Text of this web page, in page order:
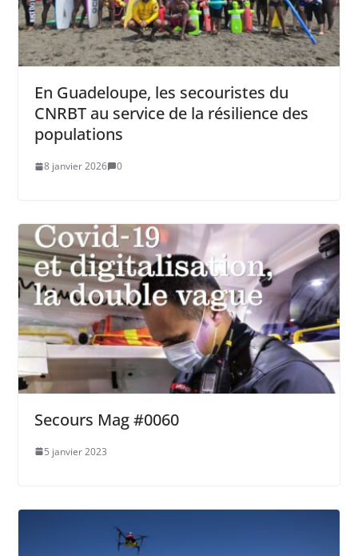
En Guadeloupe, les secouristes du
CNRBT au service de la résilience des
populations
8 janvier 2026 0
Secours Mag #0060
5 janvier 2023